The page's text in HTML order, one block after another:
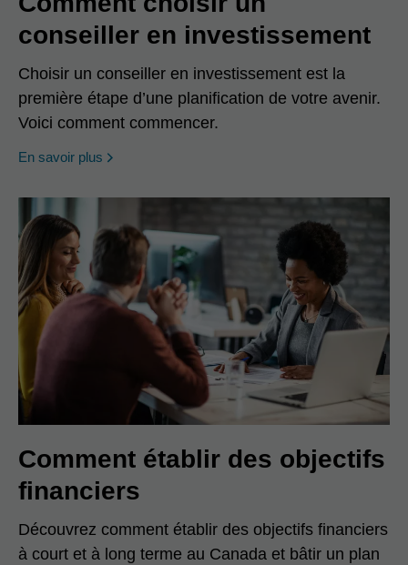
conseiller en investissement
Choisir un conseiller en investissement est la
première étape d’une planification de votre avenir.
Voici comment commencer.
En savoir plus
Comment établir des objectifs
financiers
Découvrez comment établir des objectifs financiers
à court et à long terme au Canada et bâtir un plan